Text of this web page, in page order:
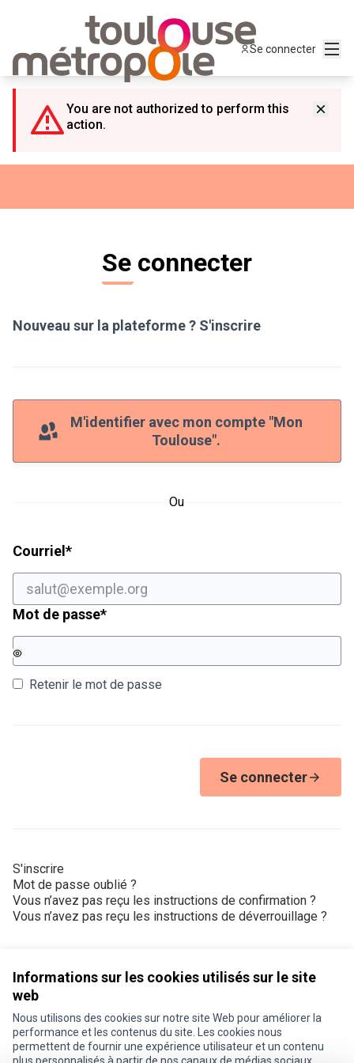
Informations sur les cookies utilisés sur le site
web
Nous utilisons des cookies sur notre site Web pour améliorer la
performance et les contenus du site. Les cookies nous
permettent de fournir une expérience utilisateur et un contenu
Se connecter
You are not authorized to perform this
action.
Se connecter
Nouveau sur la plateforme ? S'inscrire
M'identifier avec mon compte "Mon
Toulouse".
Ou
Courriel *Champ obligatoire
Mot de passe*Champ obligatoire
Retenir le mot de passe
Se connecter
S'inscrire
Mot de passe oublié ?
Vous n’avez pas reçu les instructions de confirmation ?
Vous n’avez pas reçu les instructions de déverrouillage ?
Conditions d'utilisation
Paramètres des cookies
Je participe ! sur X
Je participe ! sur Facebook
Je participe ! sur Instagram